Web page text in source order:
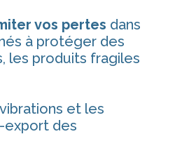
vos pertes dans
à protéger des
les produits fragiles
et les
export des